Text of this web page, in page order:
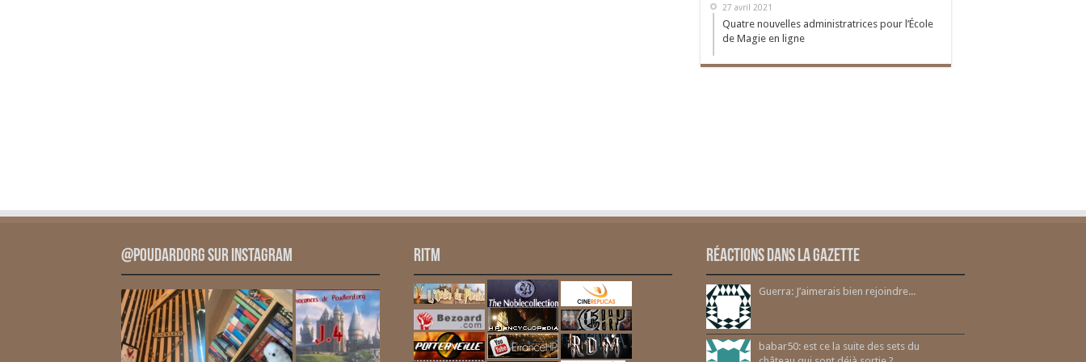
27 avril 2021
Quatre nouvelles administratrices pour l’École
de Magie en ligne
@PoudardOrg sur Instagram RITM Réactions dans la gazette
Guerra: J’aimerais bien rejoindre...
babar50: est ce la suite des sets du